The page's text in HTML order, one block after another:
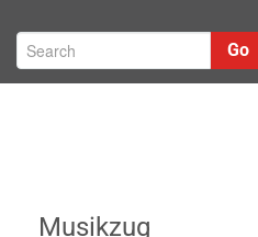
Informationen Go
Musikzug